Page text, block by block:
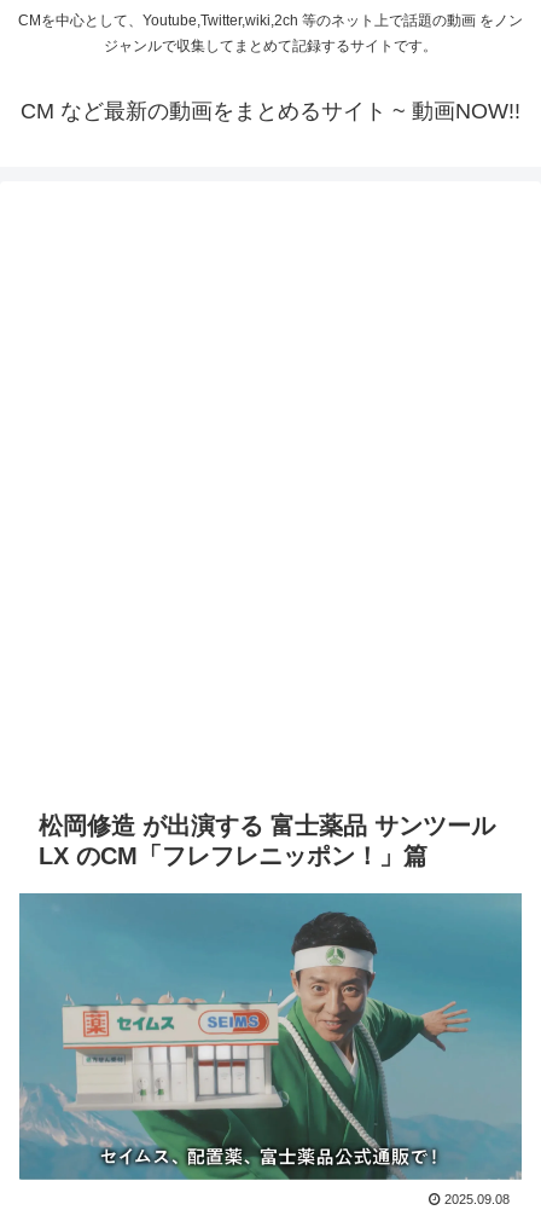
CMを中心として、Youtube,Twitter,wiki,2ch 等のネット上で話題の動画 をノン
ジャンルで収集してまとめて記録するサイトです。
CM など最新の動画をまとめるサイト ~ 動画NOW!!
松岡修造 が出演する 富士薬品 サンツール
LX のCM「フレフレニッポン！」篇
2025.09.08